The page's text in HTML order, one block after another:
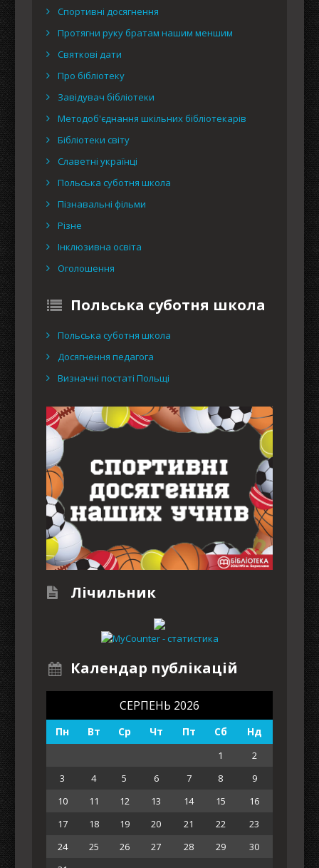
Спортивні досягнення
Протягни руку братам нашим меншим
Святкові дати
Про бібліотеку
Завідувач бібліотеки
Методоб'єднання шкільних бібліотекарів
Бібліотеки світу
Славетні українці
Польська суботня школа
Пізнавальні фільми
Різне
Інклюзивна освіта
Оголошення
Польська суботня школа
Польська суботня школа
Досягнення педагога
Визначні постаті Польщі
Лічильник
Календар публікацій
СЕРПЕНЬ 2026
Пн Вт Ср Чт Пт Сб Нд
1
2
3
4 5 6 7 8
9
10
11 12 13 14 15
16
17
18 19 20 21 22
23
24
25 26 27 28 29
30